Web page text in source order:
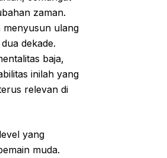
zaman.
menyusun ulang
dekade.
baja,
inilah yang
relevan di
yang
muda.